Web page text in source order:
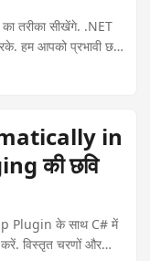
तरीका सीखेंगे. .NET
हम आपको प्रभावी छवि
उदाहरणों के साथ
in
की छवि
Plugin के साथ C# में
करें. विस्तृत चरणों और